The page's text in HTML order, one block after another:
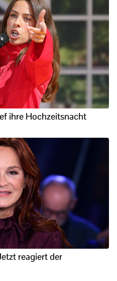
ihre Hochzeitsnacht
reagiert der